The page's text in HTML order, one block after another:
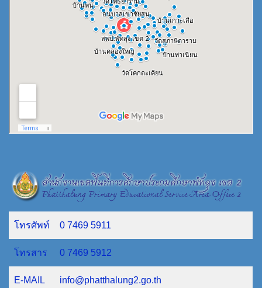
โทรศัพท์ 0 7469 5911
โทรสาร 0 7469 5912
E-MAIL info@phatthalung2.go.th